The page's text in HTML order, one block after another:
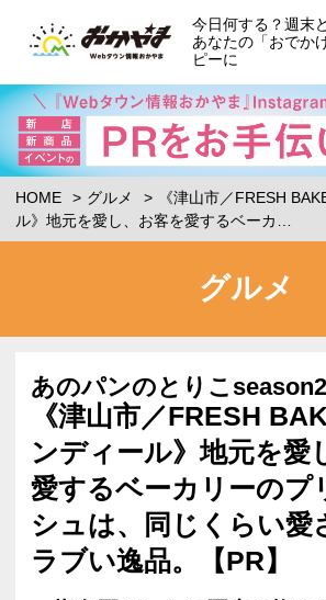
今日何する？週末
あなたの「おでか
ピーに
HOME グルメ
《津山市／FRESH
ル》地元を愛し、お客を愛するベーカ…
グルメ
あのパンのとりこseason2
《津山市／FRESH
ンディール》地元を愛
愛するベーカリーのプ
シュは、同じくらい愛
ラブい逸品。【PR】